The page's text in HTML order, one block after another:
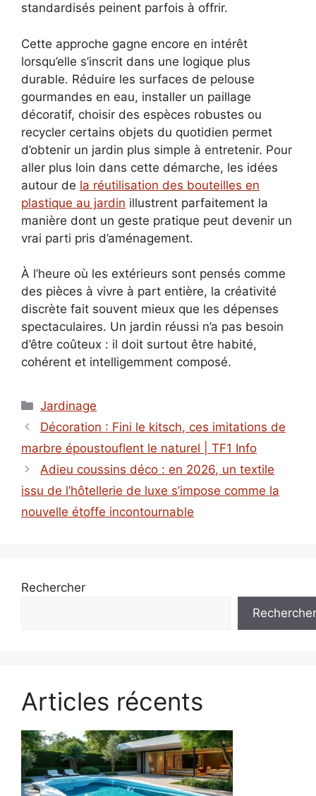
standardisés peinent parfois à offrir.
Cette approche gagne encore en intérêt
lorsqu’elle s’inscrit dans une logique plus
durable. Réduire les surfaces de pelouse
gourmandes en eau, installer un paillage
décoratif, choisir des espèces robustes ou
recycler certains objets du quotidien permet
d’obtenir un jardin plus simple à entretenir. Pour
aller plus loin dans cette démarche, les idées
autour de la réutilisation des bouteilles en
plastique au jardin illustrent parfaitement la
manière dont un geste pratique peut devenir un
vrai parti pris d’aménagement.
À l’heure où les extérieurs sont pensés comme
des pièces à vivre à part entière, la créativité
discrète fait souvent mieux que les dépenses
spectaculaires. Un jardin réussi n’a pas besoin
d’être coûteux : il doit surtout être habité,
cohérent et intelligemment composé.
Catégories
Jardinage
Décoration : Fini le kitsch, ces imitations de
marbre époustouflent le naturel | TF1 Info
Adieu coussins déco : en 2026, un textile
issu de l’hôtellerie de luxe s’impose comme la
nouvelle étoffe incontournable
Rechercher
Rechercher
Articles récents